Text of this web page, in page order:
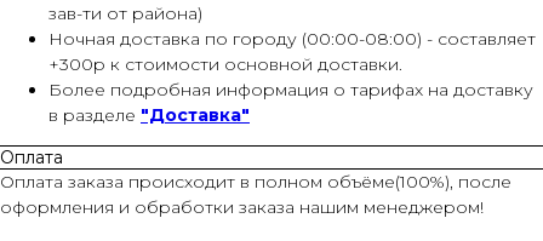
зав-ти от района)
Ночная доставка по городу (00:00-08:00) - составляет
+300р к стоимости основной доставки.
Более подробная информация о тарифах на доставку
в разделе "Доставка"
Оплата
Оплата заказа происходит в полном объёме(100%), после
оформления и обработки заказа нашим менеджером!